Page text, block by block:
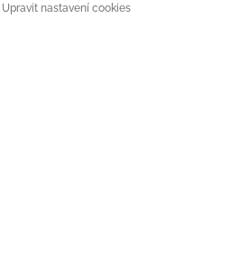
Upravit nastavení cookies